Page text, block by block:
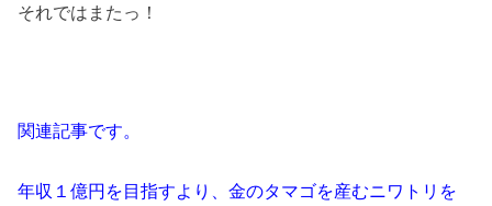
それではまたっ！
関連記事です。
年収１億円を目指すより、金のタマゴを産むニワトリを